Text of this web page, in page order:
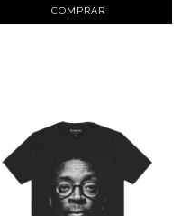
COMPRAR